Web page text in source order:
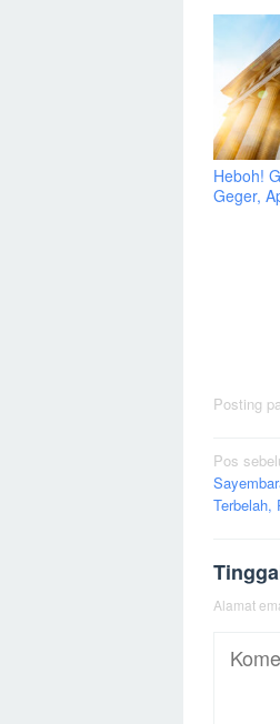
Heboh!
Geger,
Posting
pos
Pos
Terbelah,
Alamat